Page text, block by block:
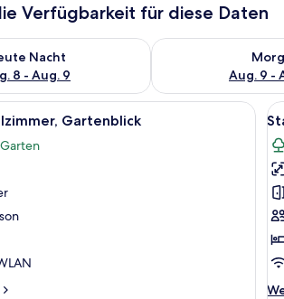
Verfügbarkeit für diese Daten
Nacht
8 - Aug. 9
für heute Nacht, Aug. 8 - Aug.
Aug. 9 -
Überprüfe die
Superior-Einzelzimmer, Gartenblick
Gartenblick
für